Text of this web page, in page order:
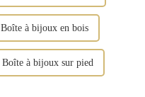
Boîte à bijoux en bois
Boîte à bijoux sur pied